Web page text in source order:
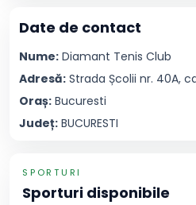
Date de contact
Nume: Diamant Tenis Club
Adresă: Strada Școlii nr. 40A,
Oraș: Bucuresti
Județ: BUCURESTI
SPORTURI
Sporturi disponibile